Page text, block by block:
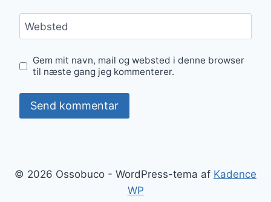
Websted
Gem mit navn, mail og websted i denne browser
til næste gang jeg kommenterer.
© 2026 Ossobuco - WordPress-tema af Kadence
WP